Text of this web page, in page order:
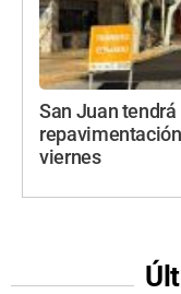
San Juan
viernes